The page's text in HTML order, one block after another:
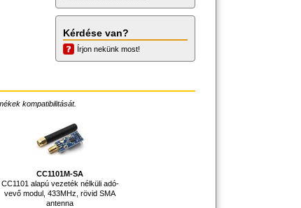
Kérdése van?
Írjon nekünk most!
kompatibilitását.
CC1101M-SA
CC1101 alapú vezeték nélküli adó-
vevő modul, 433MHz, rövid SMA
antenna